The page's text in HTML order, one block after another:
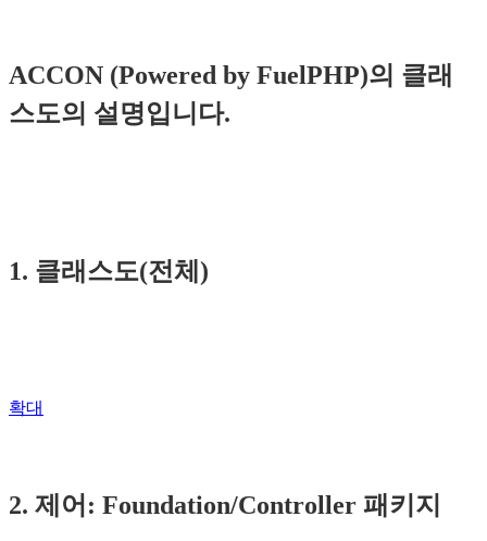
ACCON (Powered by FuelPHP)의 클래
스도의 설명입니다.
1. 클래스도(전체)
확대
2. 제어: Foundation/Controller 패키지